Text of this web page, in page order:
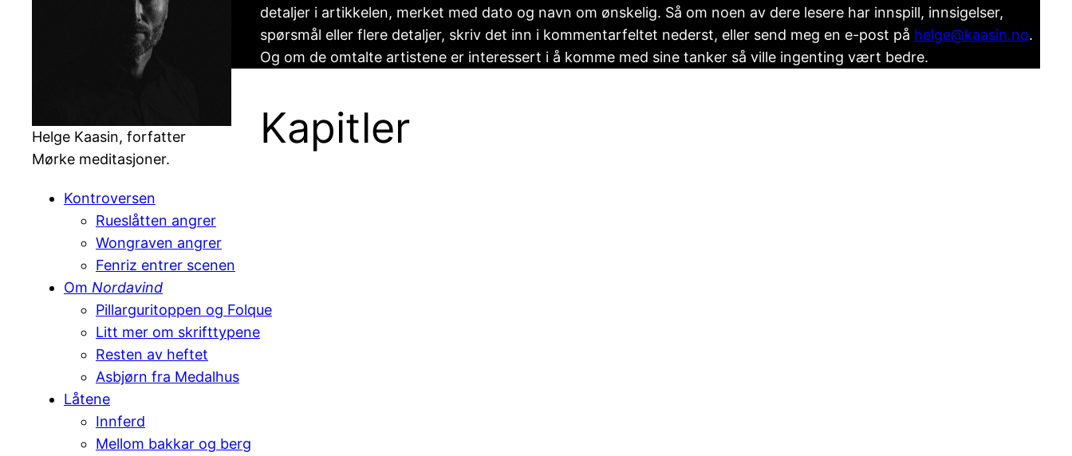
Helge Kaasin, forfatter
Mørke meditasjoner.
detaljer i artikkelen, merket med dato og navn om ønskelig. Så om noen av dere lesere har innspill, innsigelser,
spørsmål eller flere detaljer, skriv det inn i kommentarfeltet nederst, eller send meg en e-post på helge@kaasin.no.
Og om de omtalte artistene er interessert i å komme med sine tanker så ville ingenting vært bedre.
Kapitler
Kontroversen
Rueslåtten angrer
Wongraven angrer
Fenriz entrer scenen
Om Nordavind
Pillarguritoppen og Folque
Litt mer om skrifttypene
Resten av heftet
Asbjørn fra Medalhus
Låtene
Innferd
Mellom bakkar og berg